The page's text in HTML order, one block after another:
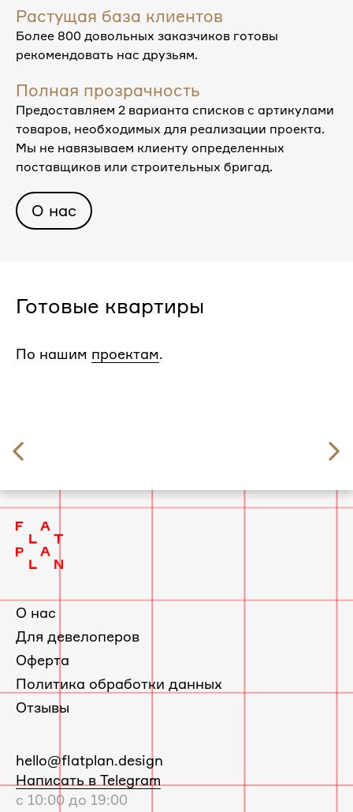
Растущая база клиентов
Более 800 довольных заказчиков готовы
рекомендовать нас друзьям.
Полная прозрачность
Предоставляем 2 варианта списков с артикулами
товаров, необходимых для реализации проекта.
Мы не навязываем клиенту определенных
поставщиков или строительных бригад.
О нас
Готовые квартиры
По нашим проектам.
Фрёкен Снорк
О нас
Для девелоперов
Оферта
Политика обработки данных
Отзывы
E-
mail:
hello@flatplan.design
Написать в Telegram
с 10:00 до 19:00